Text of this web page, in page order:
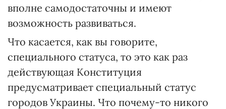
вполне самодостаточны и имеют
возможность развиваться.
Что касается, как вы говорите,
специального статуса, то это как раз
действующая Конституция
предусматривает специальный статус
городов Украины. Что почему-то никого